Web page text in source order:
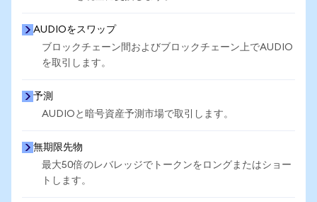
AUDIOをスワップ
ブロックチェーン間およびブロックチェーン上でAUDIO
を取引します。
予測
AUDIOと暗号資産予測市場で取引します。
無期限先物
最大50倍のレバレッジでトークンをロングまたはショー
トします。